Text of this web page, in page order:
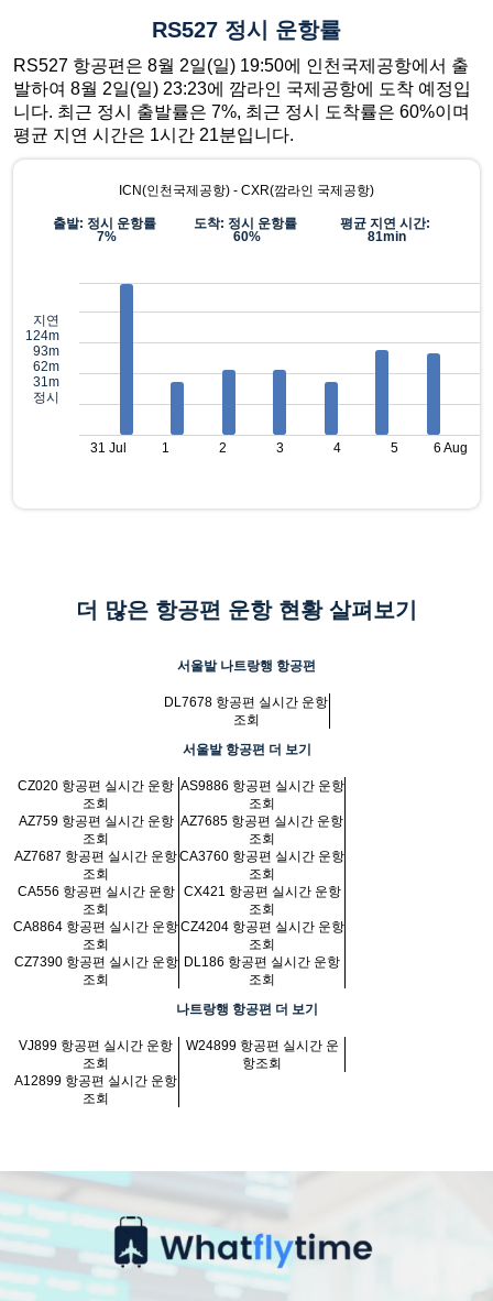
RS527 정시 운항률
RS527 항공편은 8월 2일(일) 19:50에 인천국제공항에서 출
발하여 8월 2일(일) 23:23에 깜라인 국제공항에 도착 예정입
니다. 최근 정시 출발률은 7%, 최근 정시 도착률은 60%이며
평균 지연 시간은 1시간 21분입니다.
ICN(인천국제공항) - CXR(깜라인 국제공항)
출발: 정시 운항률
7%
도착: 정시 운항률
60%
평균 지연 시간:
81min
지연
124m
93m
62m
31m
정시
31 Jul 1 2 3 4 5 6 Aug
더 많은 항공편 운항 현황 살펴보기
서울발 나트랑행 항공편
DL7678 항공편 실시간 운항
조회
서울발 항공편 더 보기
CZ020 항공편 실시간 운항
조회
AS9886 항공편 실시간 운항
조회
AZ759 항공편 실시간 운항
조회
AZ7685 항공편 실시간 운항
조회
AZ7687 항공편 실시간 운항
조회
CA3760 항공편 실시간 운항
조회
CA556 항공편 실시간 운항
조회
CX421 항공편 실시간 운항
조회
CA8864 항공편 실시간 운항
조회
CZ4204 항공편 실시간 운항
조회
CZ7390 항공편 실시간 운항
조회
DL186 항공편 실시간 운항
조회
나트랑행 항공편 더 보기
VJ899 항공편 실시간 운항
조회
W24899 항공편 실시간 운
항조회
A12899 항공편 실시간 운항
조회